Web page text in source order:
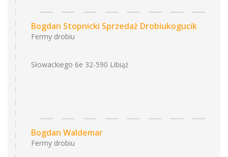
Bogdan Stopnicki Sprzedaż Drobiukogucik
Fermy drobiu
Słowackiego 6e 32-590 Libiąż
Bogdan Waldemar
Fermy drobiu